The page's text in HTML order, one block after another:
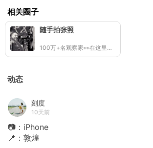
相关圈子
随手拍张照
100万+名观察家👀在这里拍照记录生活
动态
刻度
10天前
📷：iPhone
📍：敦煌